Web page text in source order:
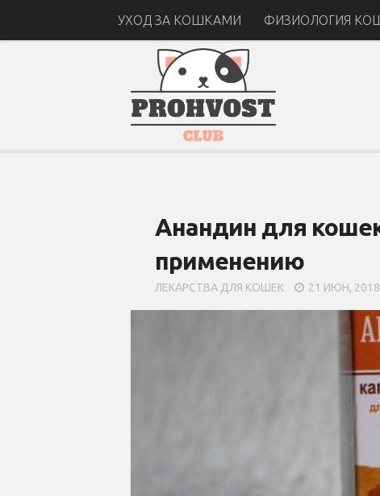
УХОД ЗА КОШКАМИ ФИЗИОЛОГИЯ
Анандин для
применению
ЛЕКАРСТВА ДЛЯ КОШЕК 21 ИЮН, 2018